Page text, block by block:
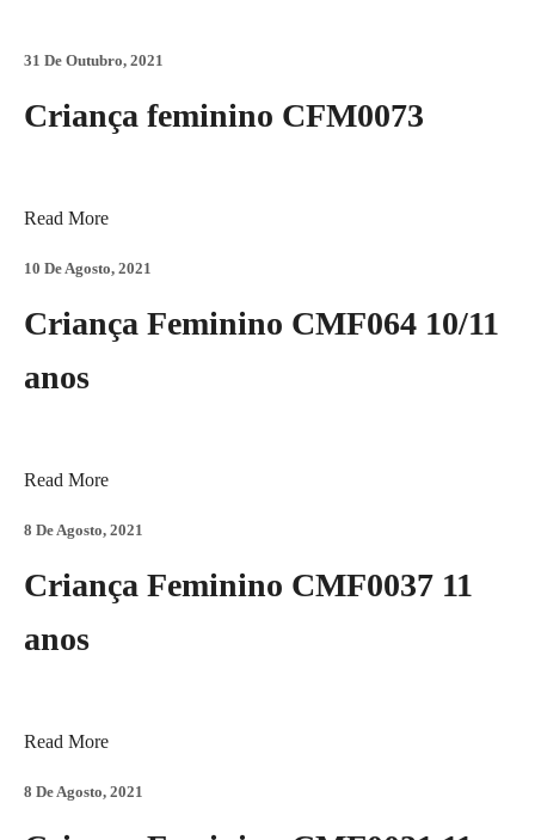
31 De Outubro, 2021
Criança feminino CFM0073
Read More
10 De Agosto, 2021
Criança Feminino CMF064 10/11
anos
Read More
8 De Agosto, 2021
Criança Feminino CMF0037 11
anos
Read More
8 De Agosto, 2021